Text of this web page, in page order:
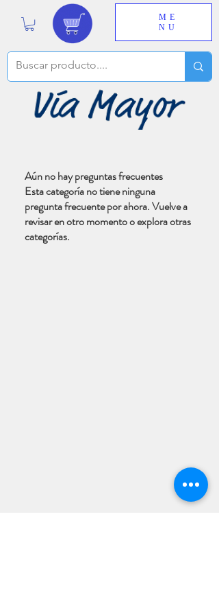
ME
NU
Aún no hay preguntas frecuentes
Esta categoría no tiene ninguna
pregunta frecuente por ahora. Vuelve a
revisar en otro momento o explora otras
categorías.